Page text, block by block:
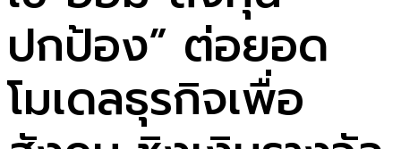
ปกป้อง” ต่อยอด
โมเดลธุรกิจเพื่อ